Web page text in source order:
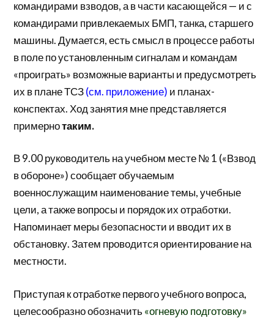
командирами взводов, а в части касающейся — и с
командирами привлекаемых БМП, танка, старшего
машины. Думается, есть смысл в процессе работы
в поле по установленным сигналам и командам
«проиграть» возможные варианты и предусмотреть
их в плане ТСЗ(см. приложение) и планах-
конспектах. Ход занятия мне представляется
примернотаким.
В 9.00 руководитель на учебном месте № 1 («Взвод
в обороне») сообщает обучаемым
военнослужащим наименование темы, учебные
цели, а также вопросы и порядок их отработки.
Напоминает меры безопасности и вводит их в
обстановку. Затем проводится ориентирование на
местности.
Приступая к отработке первого учебного вопроса,
целесообразно обозначить«огневую подготовку»